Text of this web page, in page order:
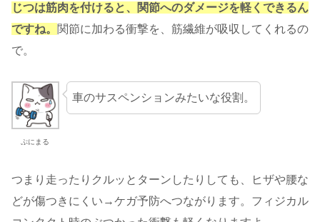
じつは筋肉を付けると、関節へのダメージを軽くできるん
ですね。 関節に加わる衝撃を、筋繊維が吸収してくれるの
で。
ぷにまる
車のサスペンションみたいな役割。
つまり走ったりクルッとターンしたりしても、ヒザや腰な
どが傷つきにくい→ケガ予防へつながります。フィジカル